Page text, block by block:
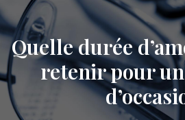
Quelle durée
retenir pour